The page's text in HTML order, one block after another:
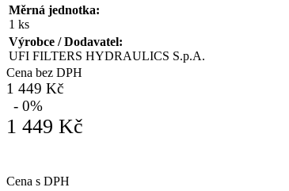
Měrná jednotka:
1 ks
Výrobce / Dodavatel:
UFI FILTERS HYDRAULICS S.p.A.
Cena bez DPH
1 449 Kč
- 0%
1 449 Kč
Cena s DPH